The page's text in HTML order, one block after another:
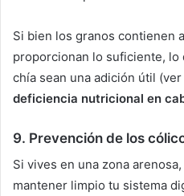
Si bien los granos contienen
proporcionan lo suficiente, lo
chía sean una adición útil
deficiencia nutricional en
9. Prevención de los
Si vives en una zona
mantener limpio tu sistema